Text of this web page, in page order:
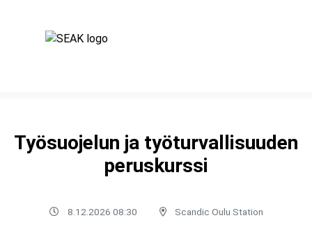
Työsuojelun ja työturvallisuuden
peruskurssi
8.12.2026 08:30 Scandic Oulu Station